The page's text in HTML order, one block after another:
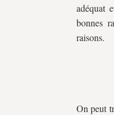
adéquat
bonnes
raisons.
On peut